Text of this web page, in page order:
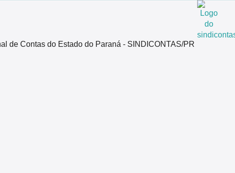
de Contas do Estado do Paraná - SINDICONTAS/PR